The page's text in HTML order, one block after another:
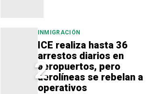
2
INMIGRACIÓN
ICE realiza hasta 36
arrestos diarios en
aeropuertos, pero
aerolíneas se rebelan a
operativos